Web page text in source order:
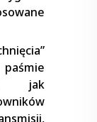
jak